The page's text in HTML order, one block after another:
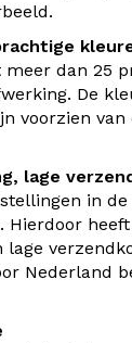
dan 25
De
voorzien van
lage
in
Hierdoor
Nederland